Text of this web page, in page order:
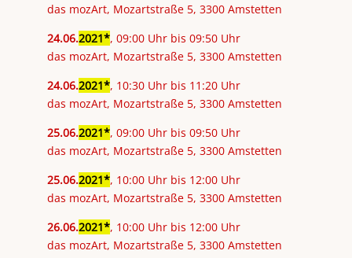
das mozArt, Mozartstraße 5, 3300 Amstetten
24.06.2021 , 09:00 Uhr bis 09:50 Uhr
das mozArt, Mozartstraße 5, 3300 Amstetten
24.06.2021 , 10:30 Uhr bis 11:20 Uhr
das mozArt, Mozartstraße 5, 3300 Amstetten
25.06.2021 , 09:00 Uhr bis 09:50 Uhr
das mozArt, Mozartstraße 5, 3300 Amstetten
25.06.2021 , 10:00 Uhr bis 12:00 Uhr
das mozArt, Mozartstraße 5, 3300 Amstetten
26.06.2021 , 10:00 Uhr bis 12:00 Uhr
das mozArt, Mozartstraße 5, 3300 Amstetten